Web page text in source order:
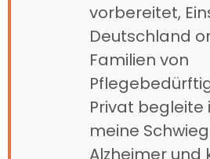
vorbereitet,
Deutschland
Familien von
Privat begleite
meine
Alzheimer und